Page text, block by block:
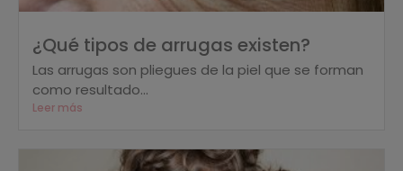
¿Qué tipos de arrugas existen?
Las arrugas son pliegues de la piel que se forman
como resultado...
Leer más